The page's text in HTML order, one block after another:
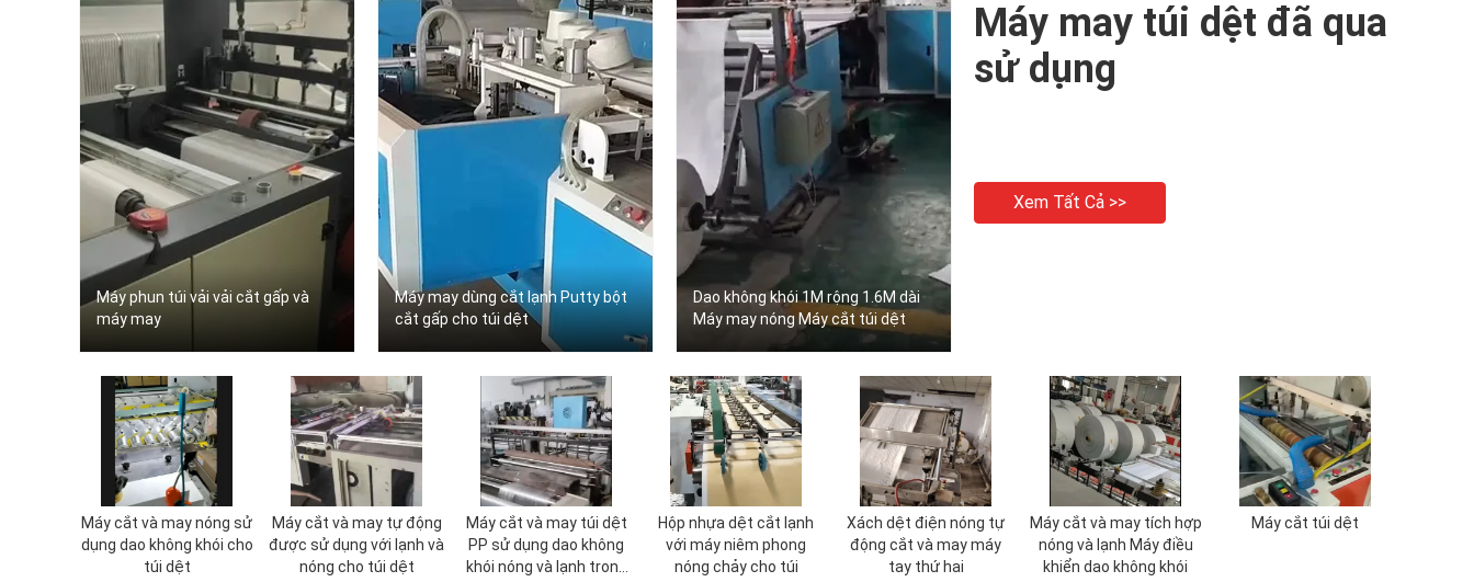
Máy phun túi vải vải cắt gấp và
máy may
Máy may dùng cắt lạnh Putty bột
cắt gấp cho túi dệt
Dao không khói 1M rộng 1.6M dài
Máy may nóng Máy cắt túi dệt
Máy may túi dệt đã qua
sử dụng
Xem Tất Cả >>
Máy cắt và may nóng sử
dụng dao không khói cho
túi dệt
Máy cắt và may tự động
được sử dụng với lạnh và
nóng cho túi dệt
Máy cắt và may túi dệt
PP sử dụng dao không
khói nóng và lạnh trong
Hộp nhựa dệt cắt lạnh
với máy niêm phong
nóng chảy cho túi
Xách dệt điện nóng tự
động cắt và may máy
tay thứ hai
Máy cắt và may tích hợp
nóng và lạnh Máy điều
khiển dao không khói
Máy cắt túi dệt